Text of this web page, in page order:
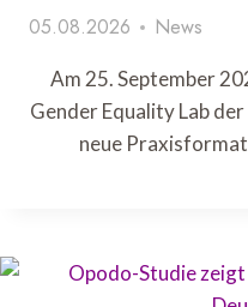
05.08.2026 News
Am 25. September
Gender Equality Lab
neue